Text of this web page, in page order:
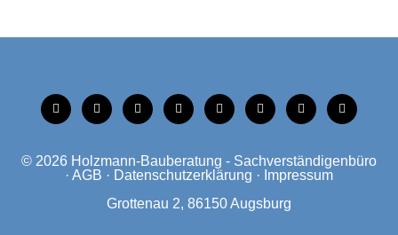
tiktok instagramfacebooklinkedinxing linkedinmobilemail
© 2026 Holzmann-Bauberatung - Sachverständigenbüro
· AGB · Datenschutzerklärung · Impressum
Grottenau 2, 86150 Augsburg